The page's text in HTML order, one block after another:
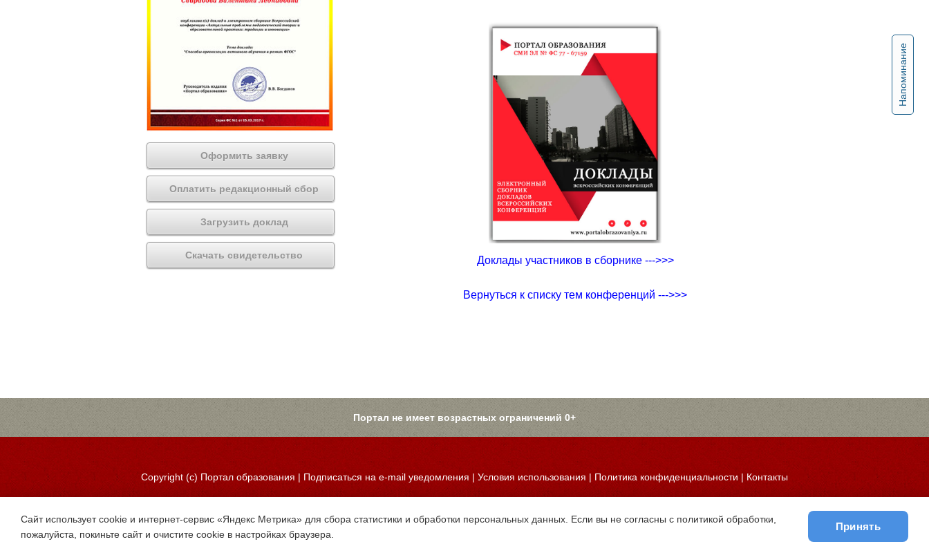
Напоминание
Оформить заявку
Оплатить редакционный сбор
Загрузить доклад
Скачать свидетельство Доклады участников в сборнике --->>>
Вернуться к списку тем конференций --->>>
Портал не имеет возрастных ограничений 0+
Copyright (c) Портал образования | Подписаться на e-mail уведомления |Условия использования | Политика конфиденциальности| Контакты
Сайт использует cookie и интернет-сервис «Яндекс Метрика» для сбора статистики и обработки персональных данных. Если вы не согласны с политикой обработки,
пожалуйста, покиньте сайт и очистите cookie в настройках браузера.
Принять